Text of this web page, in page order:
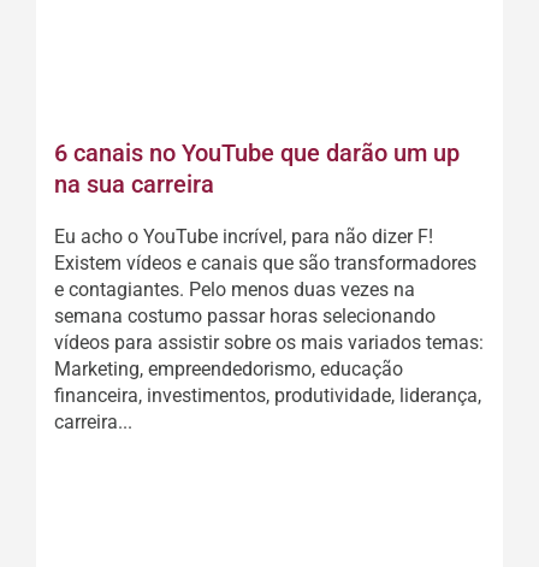
6 canais no YouTube que darão um up
na sua carreira
Eu acho o YouTube incrível, para não dizer F!
Existem vídeos e canais que são transformadores
e contagiantes. Pelo menos duas vezes na
semana costumo passar horas selecionando
vídeos para assistir sobre os mais variados temas:
Marketing, empreendedorismo, educação
financeira, investimentos, produtividade, liderança,
carreira...